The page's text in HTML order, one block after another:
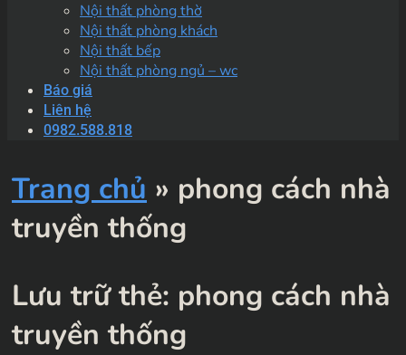
Nội thất phòng thờ
Nội thất phòng khách
Nội thất bếp
Nội thất phòng ngủ – wc
Báo giá
Liên hệ
0982.588.818
Trang chủ » phong cách nhà
truyền thống
Lưu trữ thẻ: phong cách nhà
truyền thống